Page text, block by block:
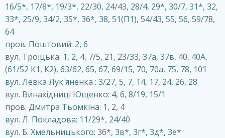
16/5*, 17/8*, 19/3*, 22/30, 24/43, 28/4, 29*, 30/7, 31*, 32,
33*, 25/9, 34/2, 35*, 36*, 38, 51(П1), 54/43, 55, 56, 59/78,
64
пров. Поштовий: 2, 6
вул. Троїцька: 1, 2, 4, 7/5, 21, 23/33, 37а, 37в, 40, 40A,
(61/52 К1, К2), 63/62, 65, 67, 69/15, 70, 70а, 75, 78, 101
вул. Левка Лук'яненка : 3/27, 5, 7, 14, 17, 24, 26, 28
вул. Винахідниці Ющенко: 4, 6, 8/19, 15/1
пров. Дмитра Тьомкіна: 1, 2, 4
вул. Л. Покладова: 11/29*, 24/40
вул. Б. Хмельницького: 3б*, 3в*, 3г*, 3д*, 3е*